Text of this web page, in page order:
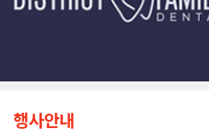
행사안내